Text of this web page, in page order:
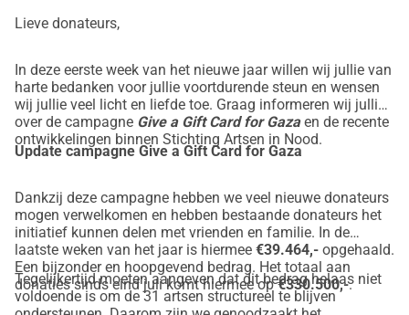
Lieve donateurs,
In deze eerste week van het nieuwe jaar willen wij jullie van
harte bedanken voor jullie voortdurende steun en wensen
wij jullie veel licht en liefde toe. Graag informeren wij jullie
over de campagne Give a Gift Card for Gazaen de recente
ontwikkelingen binnen Stichting Artsen in Nood.
Update campagne Give a Gift Card for Gaza
Dankzij deze campagne hebben we veel nieuwe donateurs
mogen verwelkomen en hebben bestaande donateurs het
initiatief kunnen delen met vrienden en familie. In de
laatste weken van het jaar is hiermee €39.464,- opgehaald.
Een bijzonder en hoopgevend bedrag. Het totaal aan
donaties sinds eind juli komt hiermee op€330.500,-.
Tegelijkertijd moeten aangeven dat dit bedrag helaas niet
voldoende is om de 31 artsen structureel te blijven